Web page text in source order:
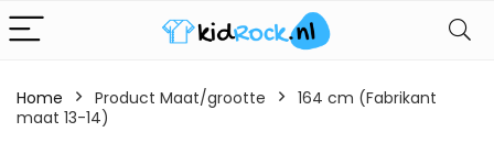
Home Product Maat/grootte
164 cm (Fabrikant
maat 13-14)